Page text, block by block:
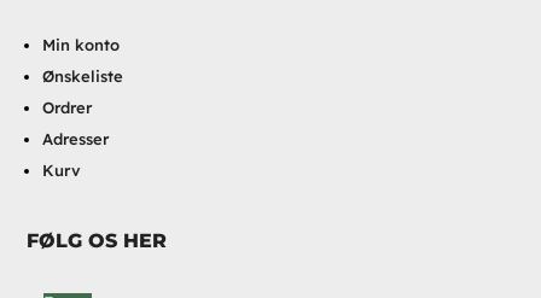
Min konto
Ønskeliste
Ordrer
Adresser
Kurv
FØLG OS HER